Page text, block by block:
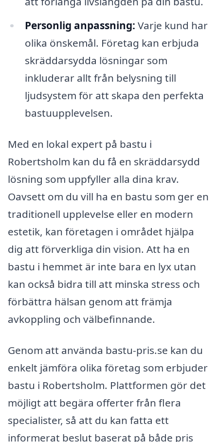
Personlig anpassning: Varje kund har
olika önskemål. Företag kan erbjuda
skräddarsydda lösningar som
inkluderar allt från belysning till
ljudsystem för att skapa den perfekta
bastuupplevelsen.
Med en lokal expert på bastu i
Robertsholm kan du få en skräddarsydd
lösning som uppfyller alla dina krav.
Oavsett om du vill ha en bastu som ger en
traditionell upplevelse eller en modern
estetik, kan företagen i området hjälpa
dig att förverkliga din vision. Att ha en
bastu i hemmet är inte bara en lyx utan
kan också bidra till att minska stress och
förbättra hälsan genom att främja
avkoppling och välbefinnande.
Genom att använda bastu-pris.se kan du
enkelt jämföra olika företag som erbjuder
bastu i Robertsholm. Plattformen gör det
möjligt att begära offerter från flera
specialister, så att du kan fatta ett
informerat beslut baserat på både pris